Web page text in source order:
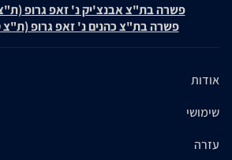
פשרה בת"צ אבנצ'יק נ' זאפ גרופ (ת"צ 23008-08-
פשרה בת"צ כהנים נ' זאפ גרופ (ת"צ 60371-12-19)
אודות
שימושי
עזרה